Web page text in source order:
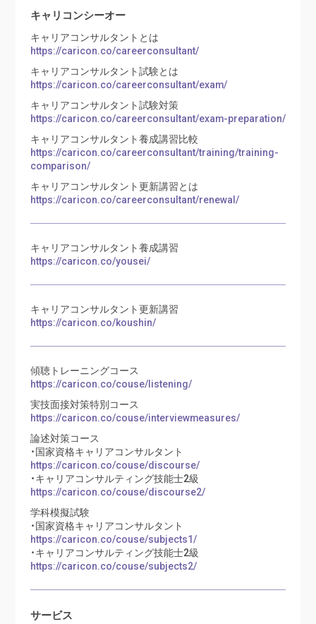
キャリコンシーオー
キャリアコンサルタントとは
https://caricon.co/careerconsultant/
キャリアコンサルタント試験とは
https://caricon.co/careerconsultant/exam/
キャリアコンサルタント試験対策
https://caricon.co/careerconsultant/exam-preparation/
キャリアコンサルタント養成講習比較
https://caricon.co/careerconsultant/training/training-
comparison/
キャリアコンサルタント更新講習とは
https://caricon.co/careerconsultant/renewal/
キャリアコンサルタント養成講習
https://caricon.co/yousei/
キャリアコンサルタント更新講習
https://caricon.co/koushin/
傾聴トレーニングコース
https://caricon.co/couse/listening/
実技面接対策特別コース
https://caricon.co/couse/interviewmeasures/
論述対策コース
・国家資格キャリアコンサルタント
https://caricon.co/couse/discourse/
・キャリアコンサルティング技能士2級
https://caricon.co/couse/discourse2/
学科模擬試験
・国家資格キャリアコンサルタント
https://caricon.co/couse/subjects1/
・キャリアコンサルティング技能士2級
https://caricon.co/couse/subjects2/
サービス